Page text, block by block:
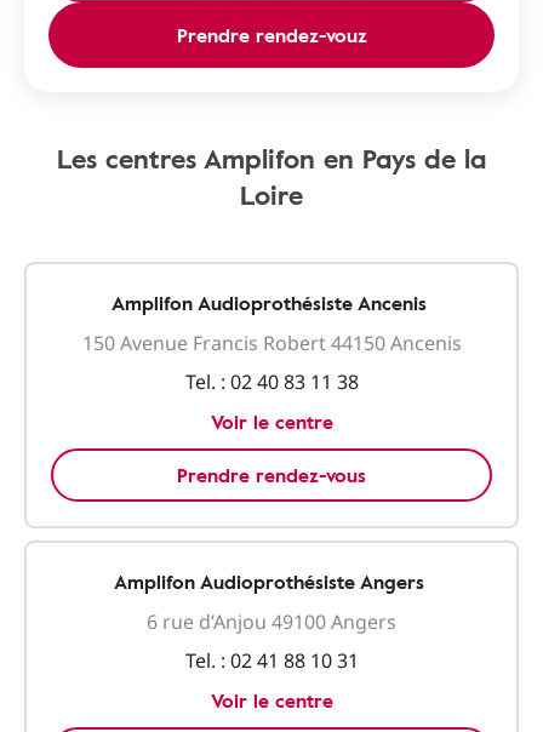
Prendre rendez-vouz
Les centres Amplifon en Pays de la
Loire
Amplifon Audioprothésiste Ancenis
150 Avenue Francis Robert 44150 Ancenis
Tel. : 02 40 83 11 38
Voir le centre
Prendre rendez-vous
Amplifon Audioprothésiste Angers
6 rue d’Anjou 49100 Angers
Tel. : 02 41 88 10 31
Voir le centre